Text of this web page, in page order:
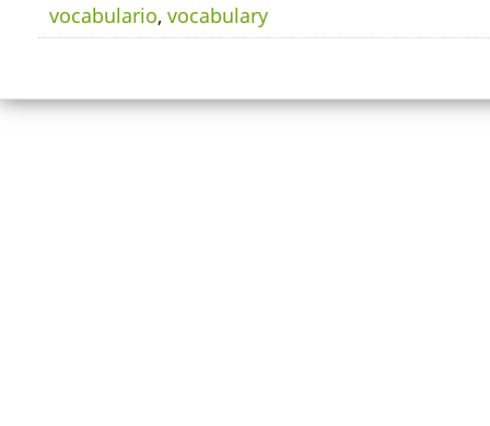
vocabulario, vocabulary